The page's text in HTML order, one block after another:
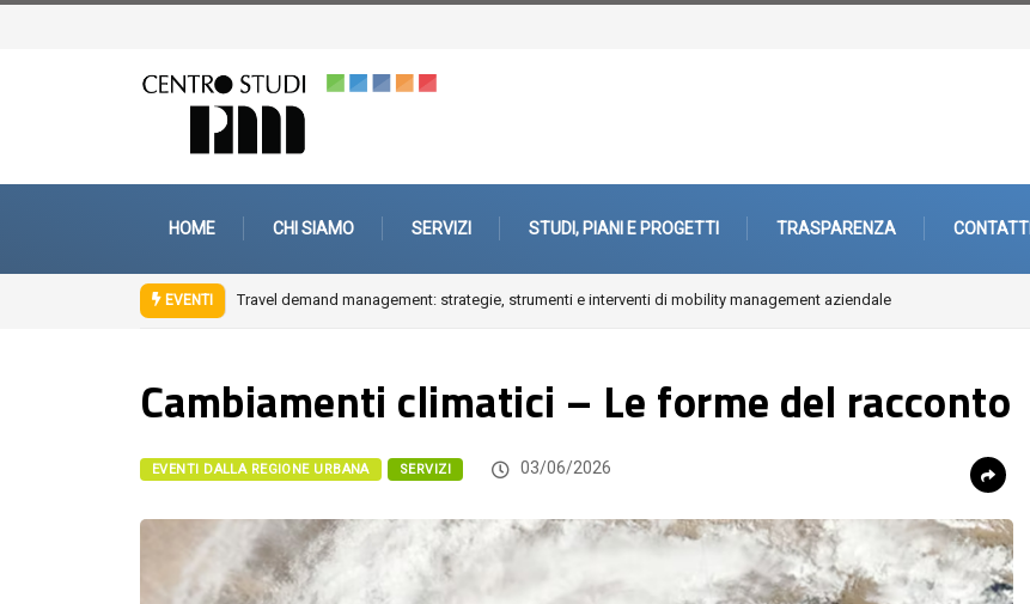
HOME CHI SIAMO SERVIZI STUDI, PIANI E PROGETTI TRASPARENZA CONTATTI
EVENTI Travel demand management: strategie, strumenti e interventi di mobility management aziendale
Cambiamenti climatici – Le forme del racconto
EVENTI DALLA REGIONE URBANA SERVIZI 03/06/2026